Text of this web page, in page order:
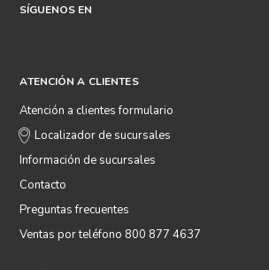
SÍGUENOS EN
ATENCIÓN A CLIENTES
Atención a clientes formulario
Localizador de sucursales
Información de sucursales
Contacto
Preguntas frecuentes
Ventas por teléfono 800 877 4637